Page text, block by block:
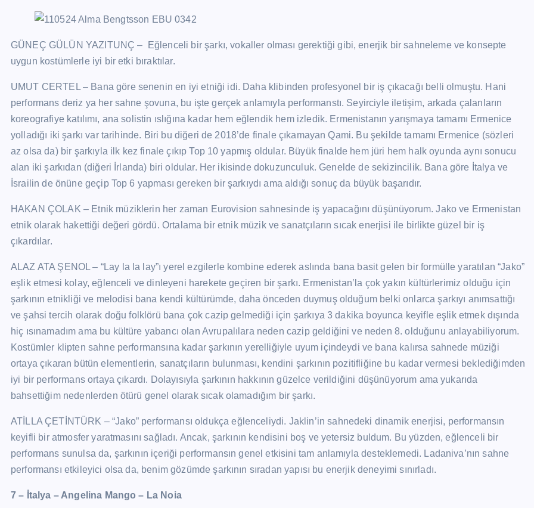
GÜNEÇ GÜLÜN YAZITUNÇ – Eğlenceli bir şarkı, vokaller olması gerektiği gibi, enerjik bir sahneleme ve konsepte
uygun kostümlerle iyi bir etki bıraktılar.
UMUT CERTEL – Bana göre senenin en iyi etniği idi. Daha klibinden profesyonel bir iş çıkacağı belli olmuştu. Hani
performans deriz ya her sahne şovuna, bu işte gerçek anlamıyla performanstı. Seyirciyle iletişim, arkada çalanların
koreografiye katılımı, ana solistin ıslığına kadar hem eğlendik hem izledik. Ermenistanın yarışmaya tamamı Ermenice
yolladığı iki şarkı var tarihinde. Biri bu diğeri de 2018’de finale çıkamayan Qami. Bu şekilde tamamı Ermenice (sözleri
az olsa da) bir şarkıyla ilk kez finale çıkıp Top 10 yapmış oldular. Büyük finalde hem jüri hem halk oyunda aynı sonucu
alan iki şarkıdan (diğeri İrlanda) biri oldular. Her ikisinde dokuzunculuk. Genelde de sekizincilik. Bana göre İtalya ve
İsrailin de önüne geçip Top 6 yapması gereken bir şarkıydı ama aldığı sonuç da büyük başarıdır.
HAKAN ÇOLAK – Etnik müziklerin her zaman Eurovision sahnesinde iş yapacağını düşünüyorum. Jako ve Ermenistan
etnik olarak hakettiği değeri gördü. Ortalama bir etnik müzik ve sanatçıların sıcak enerjisi ile birlikte güzel bir iş
çıkardılar.
ALAZ ATA ŞENOL – “Lay la la lay”ı yerel ezgilerle kombine ederek aslında bana basit gelen bir formülle yaratılan “Jako”
eşlik etmesi kolay, eğlenceli ve dinleyeni harekete geçiren bir şarkı. Ermenistan’la çok yakın kültürlerimiz olduğu için
şarkının etnikliği ve melodisi bana kendi kültürümde, daha önceden duymuş olduğum belki onlarca şarkıyı anımsattığı
ve şahsi tercih olarak doğu folklörü bana çok cazip gelmediği için şarkıya 3 dakika boyunca keyifle eşlik etmek dışında
hiç ısınamadım ama bu kültüre yabancı olan Avrupalılara neden cazip geldiğini ve neden 8. olduğunu anlayabiliyorum.
Kostümler klipten sahne performansına kadar şarkının yerelliğiyle uyum içindeydi ve bana kalırsa sahnede müziği
ortaya çıkaran bütün elementlerin, sanatçıların bulunması, kendini şarkının pozitifliğine bu kadar vermesi beklediğimden
iyi bir performans ortaya çıkardı. Dolayısıyla şarkının hakkının güzelce verildiğini düşünüyorum ama yukarıda
bahsettiğim nedenlerden ötürü genel olarak sıcak olamadığım bir şarkı.
ATİLLA ÇETİNTÜRK – “Jako” performansı oldukça eğlenceliydi. Jaklin’in sahnedeki dinamik enerjisi, performansın
keyifli bir atmosfer yaratmasını sağladı. Ancak, şarkının kendisini boş ve yetersiz buldum. Bu yüzden, eğlenceli bir
performans sunulsa da, şarkının içeriği performansın genel etkisini tam anlamıyla desteklemedi. Ladaniva’nın sahne
performansı etkileyici olsa da, benim gözümde şarkının sıradan yapısı bu enerjik deneyimi sınırladı.
7 – İtalya – Angelina Mango – La Noia